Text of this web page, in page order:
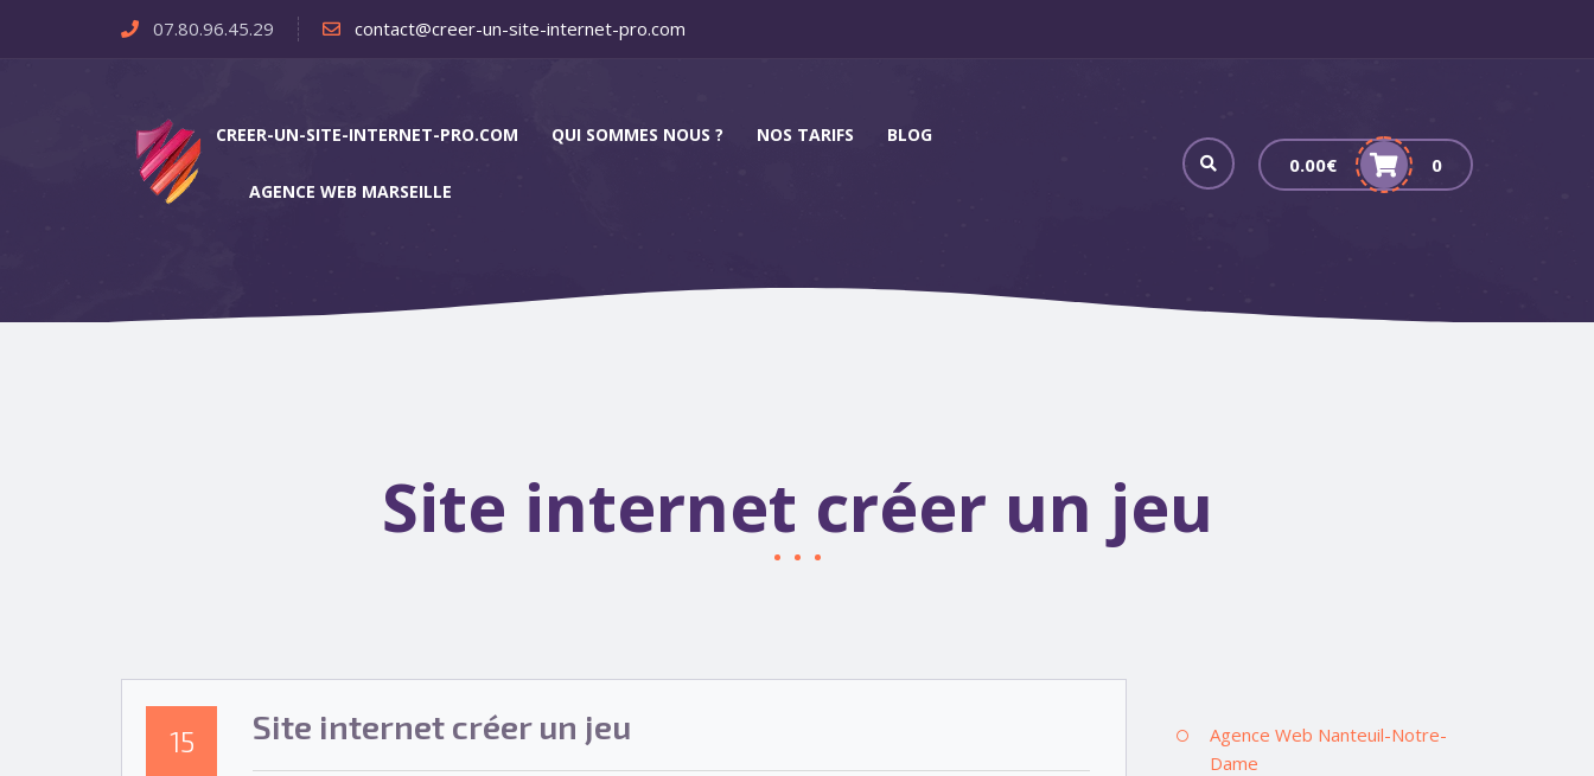
07.80.96.45.29 contact@creer-un-site-internet-pro.com
CREER-UN-SITE-INTERNET-PRO.COM QUI SOMMES NOUS ? NOS TARIFS BLOG
AGENCE WEB MARSEILLE
0.00€ 0
Site internet créer un jeu
15 Site internet créer un jeu
Agence Web Nanteuil-Notre-
Dame